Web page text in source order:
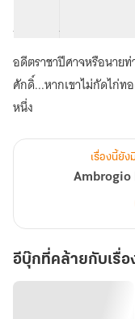
จำนวนคำ จำนวนหน้า (A5)
อดีตราชาปีศาจหรือนาย
ศักดิ์...หากเขาไม่กัดไก่ท
หนึ่ง
เรื่องนี้ยัง
Ambrogio
อีบุ๊กที่คล้ายกับเรื่อ